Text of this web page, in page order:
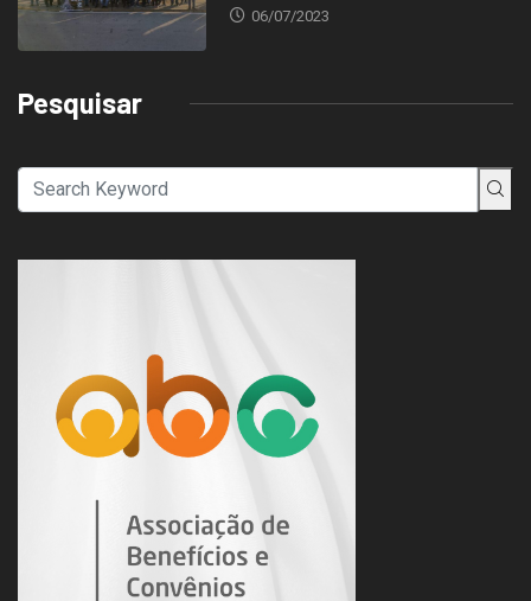
06/07/2023
Pesquisar